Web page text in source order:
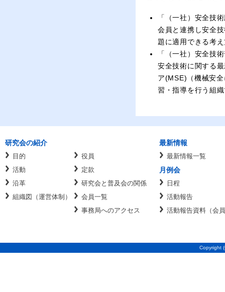
「（一社）安全技
会員と連携し安全
題に適用できる考
「（一社）安全技
安全技術に関する
ア(MSE)（機械安
習・指導を行う組
研究会の紹介
目的
活動
沿革
組織図（運営体制）
役員
定款
研究会と普及会の関係
会員一覧
事務局へのアクセス
最新情報
最新情報一覧
月例会
日程
活動報告
活動報告資料（会
Copyright